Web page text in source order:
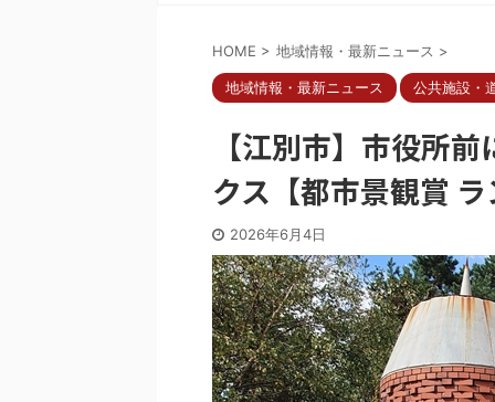
HOME > 地域情報・最新ニュース >
地域情報・最新ニュース 公共施設・
【江別市】市役所
クス【都市景観賞 ラ
2026年6月4日